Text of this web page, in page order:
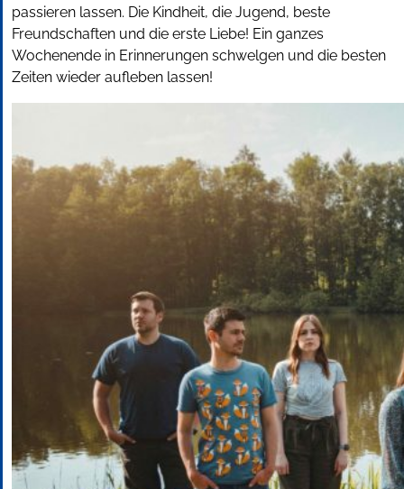
passieren lassen. Die Kindheit, die Jugend, beste
Freundschaften und die erste Liebe! Ein ganzes
Wochenende in Erinnerungen schwelgen und die besten
Zeiten wieder aufleben lassen!